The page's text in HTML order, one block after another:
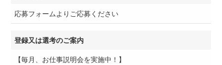
応募フォームよりご応募ください
登録又は選考のご案内
【毎月、お仕事説明会を実施中！】